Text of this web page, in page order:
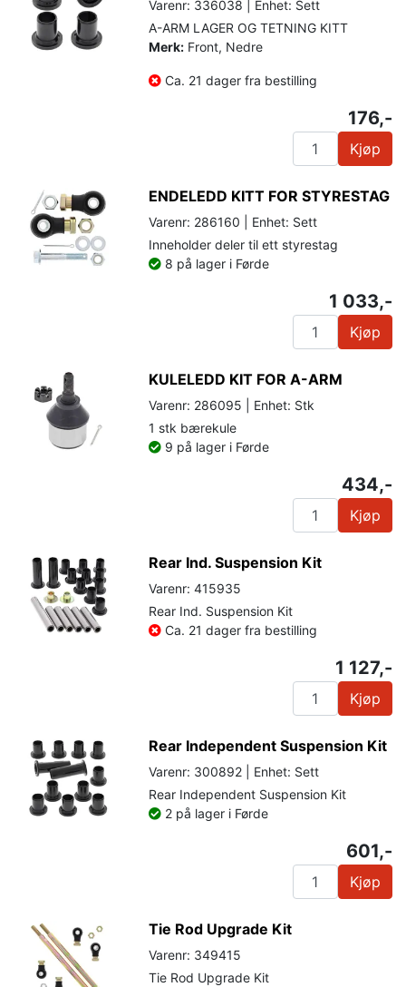
Varenr: 336038 | Enhet: Sett
A-ARM LAGER OG TETNING KITT
Merk: Front, Nedre
Ca. 21 dager fra bestilling
176,-
Kjøp
ENDELEDD KITT FOR STYRESTAG
Varenr: 286160 | Enhet: Sett
Inneholder deler til ett styrestag
8 på lager i Førde
1 033,-
Kjøp
KULELEDD KIT FOR A-ARM
Varenr: 286095 | Enhet: Stk
1 stk bærekule
9 på lager i Førde
434,-
Kjøp
Rear Ind. Suspension Kit
Varenr: 415935
Rear Ind. Suspension Kit
Ca. 21 dager fra bestilling
1 127,-
Kjøp
Rear Independent Suspension Kit
Varenr: 300892 | Enhet: Sett
Rear Independent Suspension Kit
2 på lager i Førde
601,-
Kjøp
Tie Rod Upgrade Kit
Varenr: 349415
Tie Rod Upgrade Kit